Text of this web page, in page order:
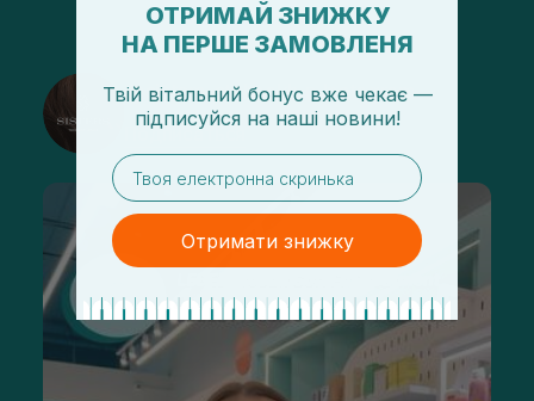
@sisters_stelmakh в Instagram
Подписаться
ОТРИМАЙ ЗНИЖКУ
НА ПЕРШЕ ЗАМОВЛЕНЯ
Твій вітальний бонус вже чекає —
підписуйся на наші новини!
email
Отримати знижку